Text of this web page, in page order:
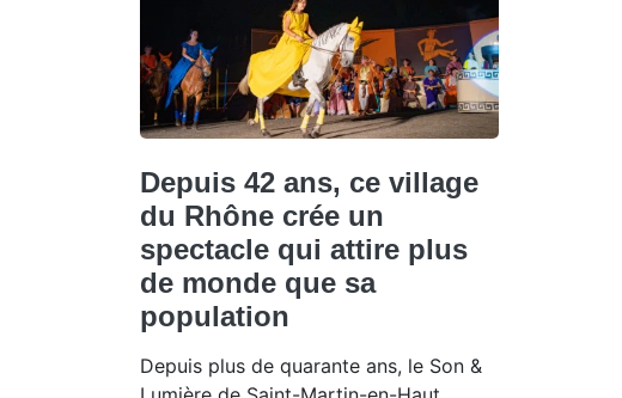
Depuis 42 ans, ce village
du Rhône crée un
spectacle qui attire plus
de monde que sa
population
Depuis plus de quarante ans, le Son &